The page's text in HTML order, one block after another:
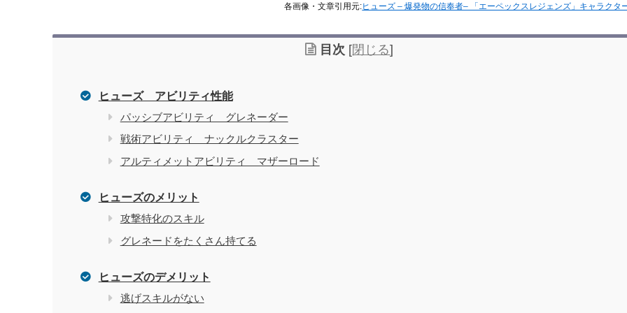
各画像・文章引用元:ヒューズ – 爆発物の信奉者– 「エーペックスレジェンズ」キャラクタ
目次 [閉じる]
ヒューズ アビリティ性能
パッシブアビリティ グレネーダー
戦術アビリティ ナックルクラスター
アルティメットアビリティ マザーロード
ヒューズのメリット
攻撃特化のスキル
グレネードをたくさん持てる
ヒューズのデメリット
逃げスキルがない